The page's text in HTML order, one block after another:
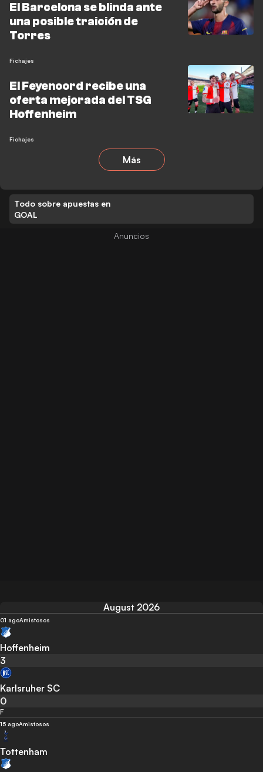
El Barcelona se blinda ante
una posible traición de
Torres
Fichajes
El Feyenoord recibe una
oferta mejorada del TSG
Hoffenheim
Fichajes
Más
Todo sobre apuestas en
GOAL
August 2026
01 agoAmistosos
Hoffenheim
3
Karlsruher SC
0
F
15 agoAmistosos
Tottenham